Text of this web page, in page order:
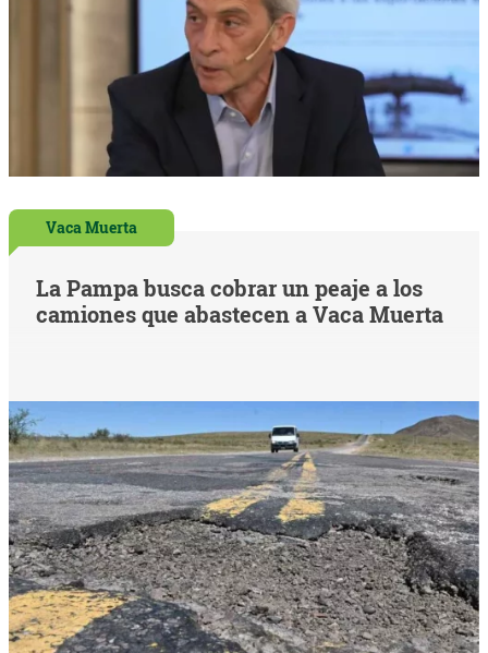
Vaca Muerta
La Pampa busca cobrar un peaje a los
camiones que abastecen a Vaca Muerta